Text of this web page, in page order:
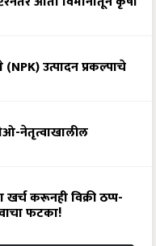
(NPK) उत्पादन प्रकल्पाचे
नेतृत्वाखालील
करूनही विक्री ठप्प-
फटका!